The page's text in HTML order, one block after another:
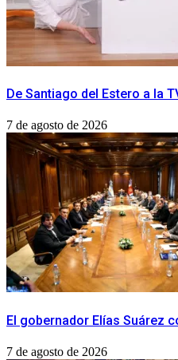
De Santiago del Estero a la
7 de agosto de 2026
​El gobernador Elías Suárez
7 de agosto de 2026